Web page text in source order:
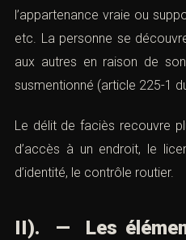
l’appartenance vraie ou
etc. La personne se
aux autres en raison de
susmentionné (article 225-1
Le délit de faciès recouvre
d’accès à un endroit, le
d’identité, le contrôle routier.
II). — Les